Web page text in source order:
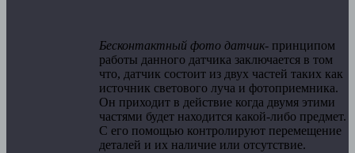
Бесконтактный фото датчик-принципом
работы данного датчика заключается в том
что, датчик состоит из двух частей таких как
источник светового луча и фотоприемника.
Он приходит в действие когда двумя этими
частями будет находится какой-либо предмет.
С его помощью контролируют перемещение
деталей и их наличие или отсутствие.